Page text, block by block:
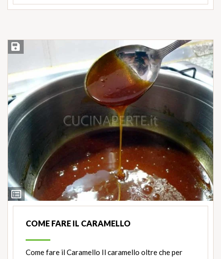
Ingredienti
Salva ricetta
COME FARE IL CARAMELLO
Come fare il Caramello Il caramello oltre che per